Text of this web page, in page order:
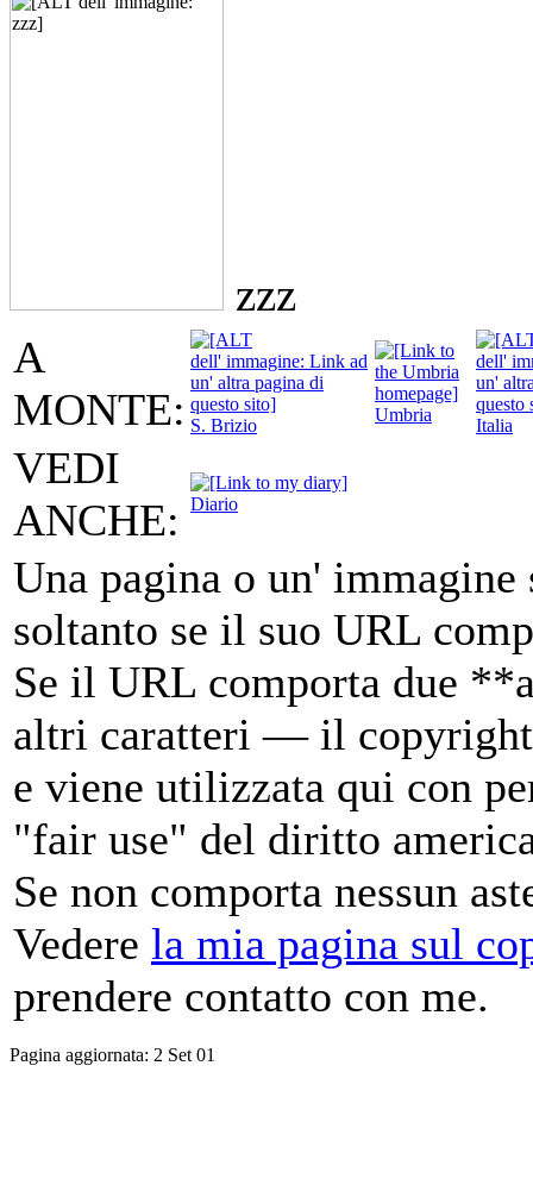
zzz
A
MONTE: S. Brizio
Umbria
Italia
VEDI
ANCHE:
Diario
Una pagina o un'
soltanto se il suo URL
Se il URL comporta due **
altri caratteri — il copyright
e viene utilizzata qui con
"fair use" del diritto
Se non comporta nessun
Vedere la mia pagina sul
prendere contatto con me.
Pagina aggiornata: 2 Set 01